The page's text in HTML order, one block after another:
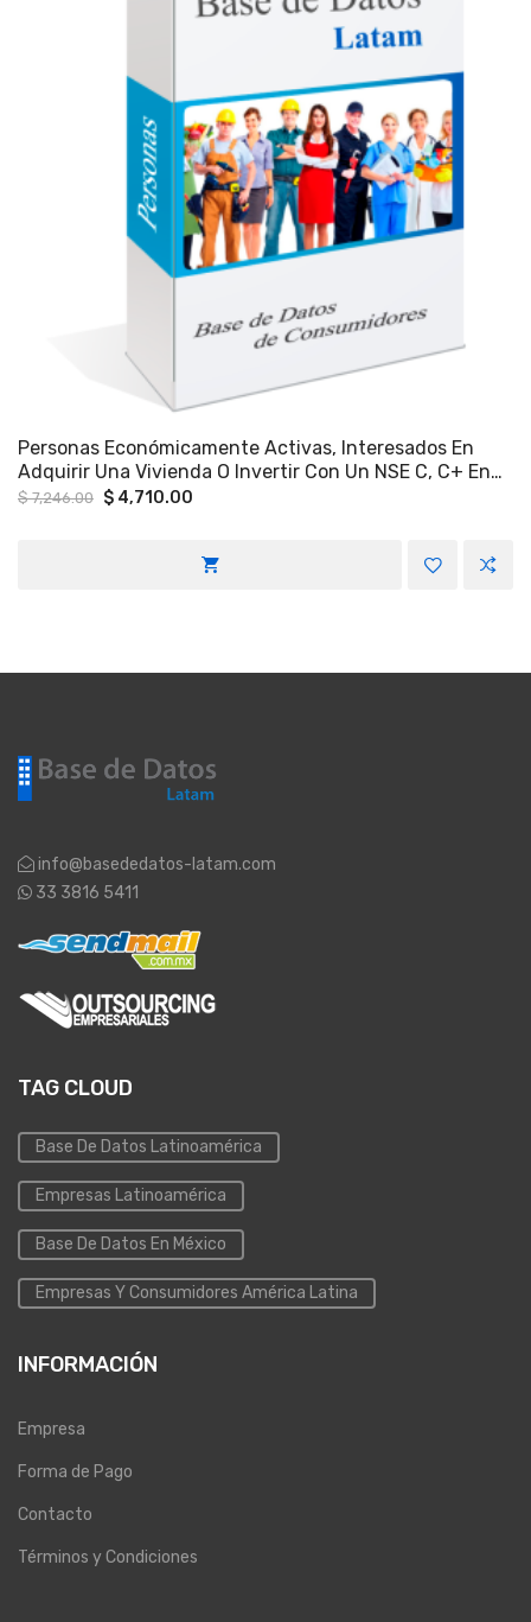
Personas Económicamente Activas, Interesados En
Adquirir Una Vivienda O Invertir Con Un NSE C, C+ En
La Parte Sur De Zapopan Jalisco.
$7,246.00 Original
$ 4,710.00
info@basededatos-latam.com
33 3816 5411
TAG CLOUD
Base De Datos Latinoamérica
Empresas Latinoamérica
Base De Datos En México
Empresas Y Consumidores América Latina
INFORMACIÓN
Empresa
Forma de Pago
Contacto
Términos y Condiciones